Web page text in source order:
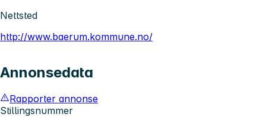
Nettsted
http://www.baerum.kommune.no/
Annonsedata
Rapporter annonse
Stillingsnummer